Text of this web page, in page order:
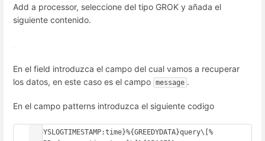
Add a processor, seleccione del tipo GROK y añada el
siguiente contenido.
En el field introduzca el campo del cual vamos a recuperar
los datos, en este caso es el campo message .
En el campo patterns introduzca el siguiente codigo
%{SYSLOGTIMESTAMP:time}%{GREEDYDATA}query\[%